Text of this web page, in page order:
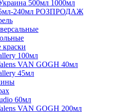
500мл 1000мл
240мл РОЗПРОДАЖ
100мл
VAN GOGH 40мл
45мл
60мл
VAN GOGH 200мл